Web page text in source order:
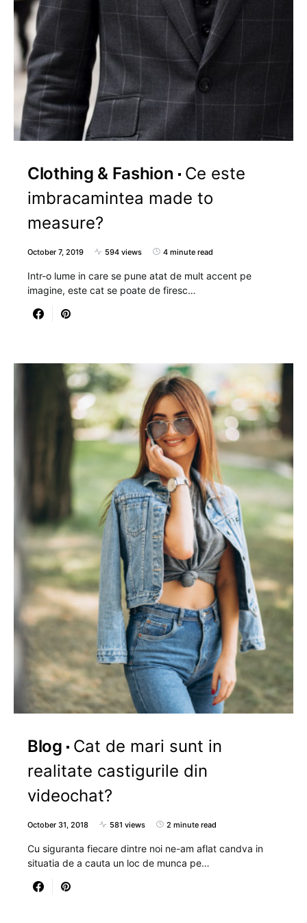
Clothing & Fashion
Ce este
imbracamintea made to
measure?
October 7, 2019 594 views 4 minute read
Intr-o lume in care se pune atat de mult accent pe
imagine, este cat se poate de firesc…
Blog
Cat de mari sunt in
realitate castigurile din
videochat?
October 31, 2018 581 views 2 minute read
Cu siguranta fiecare dintre noi ne-am aflat candva in
situatia de a cauta un loc de munca pe…